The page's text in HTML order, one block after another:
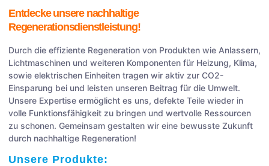
Entdecke unsere nachhaltige
Regenerationsdienstleistung!
Durch die effiziente Regeneration von Produkten wie Anlassern,
Lichtmaschinen und weiteren Komponenten für Heizung, Klima,
sowie elektrischen Einheiten tragen wir aktiv zur CO2-
Einsparung bei und leisten unseren Beitrag für die Umwelt.
Unsere Expertise ermöglicht es uns, defekte Teile wieder in
volle Funktionsfähigkeit zu bringen und wertvolle Ressourcen
zu schonen. Gemeinsam gestalten wir eine bewusste Zukunft
durch nachhaltige Regeneration!
Unsere Produkte: